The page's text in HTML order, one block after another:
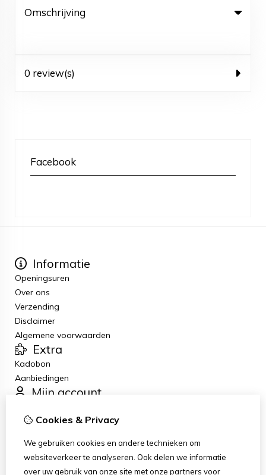
Omschrijving
0 review(s)
Facebook
Informatie
Openingsuren
Over ons
Verzending
Disclaimer
Algemene voorwaarden
Extra
Kadobon
Aanbiedingen
Mijn account
Bestelhistorie
Nieuwsbrief
Klantenservice
Cookies & Privacy
We gebruiken cookies en andere technieken om
websiteverkeer te analyseren. Ook delen we informatie
over uw gebruik van onze site met onze partners voor